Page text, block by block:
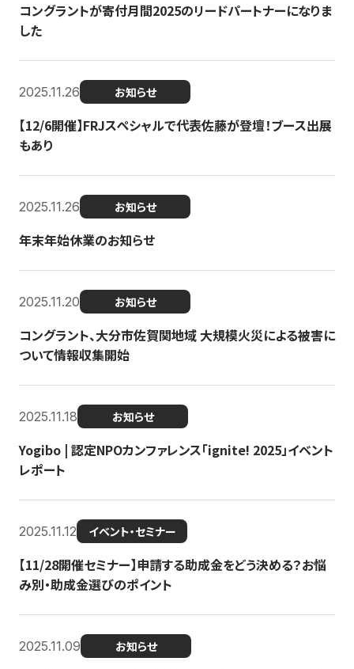
コングラントが寄付月間2025のリードパートナーになりま
した
2025.11.26 お知らせ
【12/6開催】FRJスペシャルで代表佐藤が登壇！ブース出展
もあり
2025.11.26 お知らせ
年末年始休業のお知らせ
2025.11.20 お知らせ
コングラント、大分市佐賀関地域 大規模火災による被害に
ついて情報収集開始
2025.11.18 お知らせ
Yogibo | 認定NPOカンファレンス「ignite! 2025」イベント
レポート
2025.11.12 イベント・セミナー
【11/28開催セミナー】申請する助成金をどう決める？お悩
み別・助成金選びのポイント
2025.11.09 お知らせ